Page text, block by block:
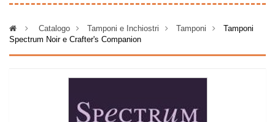
> Catalogo > Tamponi e Inchiostri > Tamponi >
Tamponi
Spectrum Noir e Crafter's Companion